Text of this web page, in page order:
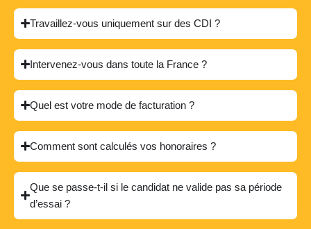
Travaillez-vous uniquement sur des CDI ?
Intervenez-vous dans toute la France ?
Quel est votre mode de facturation ?
Comment sont calculés vos honoraires ?
Que se passe-t-il si le candidat ne valide pas sa période
d’essai ?